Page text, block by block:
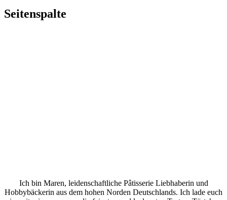
Seitenspalte
Ich bin Maren, leidenschaftliche Pâtisserie Liebhaberin und
Hobbybäckerin aus dem hohen Norden Deutschlands. Ich lade euch